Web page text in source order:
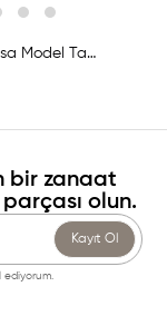
matnis Sansa Model Taba Rengi Deri Örgü Çanta
bir zanaat
olun.
Kayıt Ol
ediyorum.